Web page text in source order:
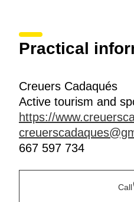
Practical
Creuers Cadaqués
Active tourism and
https://
667 597 734
Call